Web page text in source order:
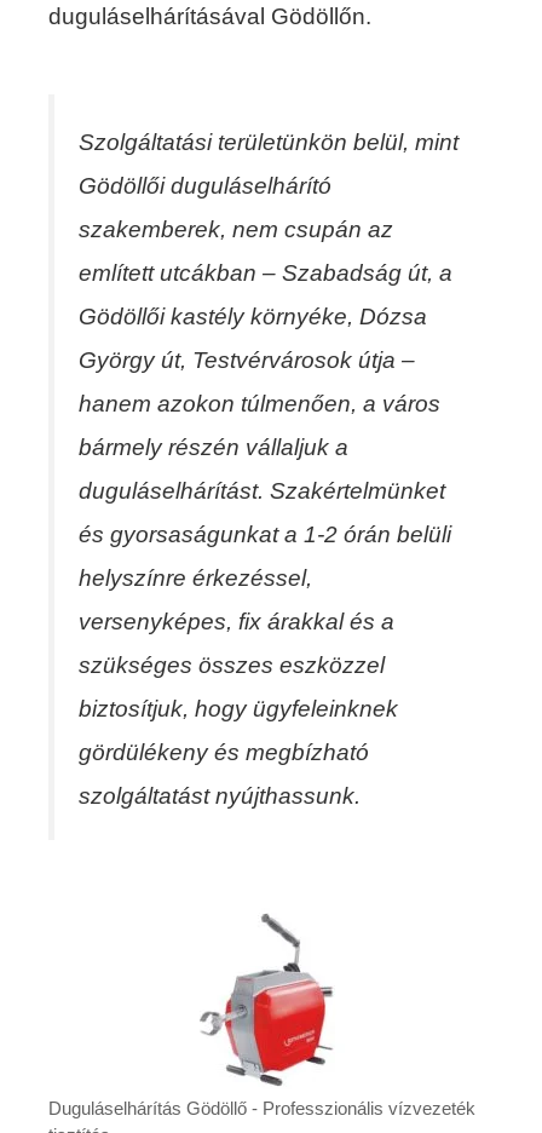
duguláselhárításával Gödöllőn.
Szolgáltatási területünkön belül, mint
Gödöllői duguláselhárító
szakemberek, nem csupán az
említett utcákban – Szabadság út, a
Gödöllői kastély környéke, Dózsa
György út, Testvérvárosok útja –
hanem azokon túlmenően, a város
bármely részén vállaljuk a
duguláselhárítást. Szakértelmünket
és gyorsaságunkat a 1-2 órán belüli
helyszínre érkezéssel,
versenyképes, fix árakkal és a
szükséges összes eszközzel
biztosítjuk, hogy ügyfeleinknek
gördülékeny és megbízható
szolgáltatást nyújthassunk.
Duguláselhárítás Gödöllő - Professzionális vízvezeték